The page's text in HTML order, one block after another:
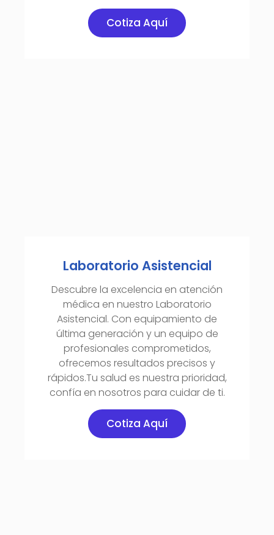
Cotiza Aquí
Laboratorio Asistencial
Descubre la excelencia en atención
médica en nuestro Laboratorio
Asistencial. Con equipamiento de
última generación y un equipo de
profesionales comprometidos,
ofrecemos resultados precisos y
rápidos.Tu salud es nuestra prioridad,
confía en nosotros para cuidar de ti.
Cotiza Aquí